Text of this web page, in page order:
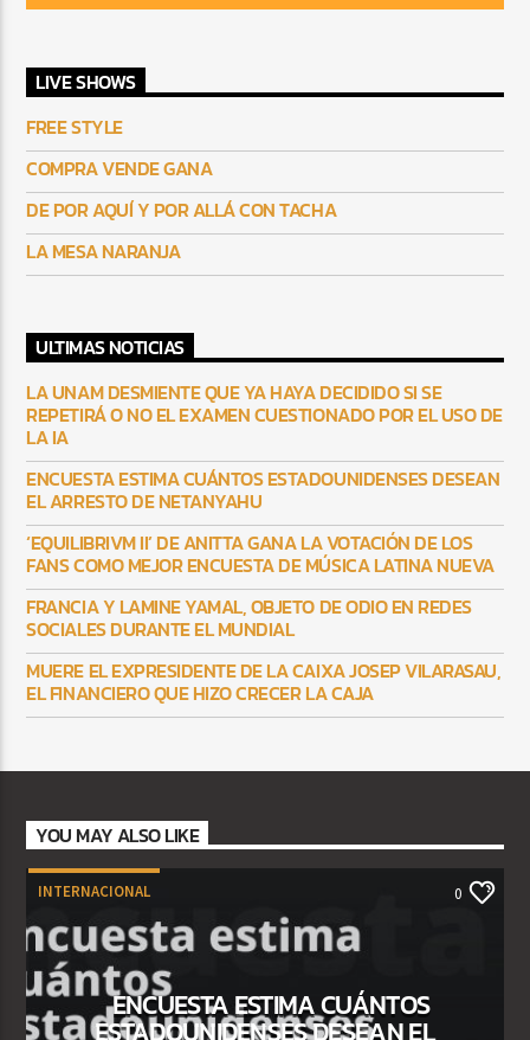
LIVE SHOWS
FREE STYLE
COMPRA VENDE GANA
DE POR AQUÍ Y POR ALLÁ CON TACHA
LA MESA NARANJA
ULTIMAS NOTICIAS
LA UNAM DESMIENTE QUE YA HAYA DECIDIDO SI SE
REPETIRÁ O NO EL EXAMEN CUESTIONADO POR EL USO DE
LA IA
ENCUESTA ESTIMA CUÁNTOS ESTADOUNIDENSES DESEAN
EL ARRESTO DE NETANYAHU
‘EQUILIBRIVM II’ DE ANITTA GANA LA VOTACIÓN DE LOS
FANS COMO MEJOR ENCUESTA DE MÚSICA LATINA NUEVA
FRANCIA Y LAMINE YAMAL, OBJETO DE ODIO EN REDES
SOCIALES DURANTE EL MUNDIAL
MUERE EL EXPRESIDENTE DE LA CAIXA JOSEP VILARASAU,
EL FINANCIERO QUE HIZO CRECER LA CAJA
YOU MAY ALSO LIKE
INTERNACIONAL 0
ENCUESTA ESTIMA CUÁNTOS